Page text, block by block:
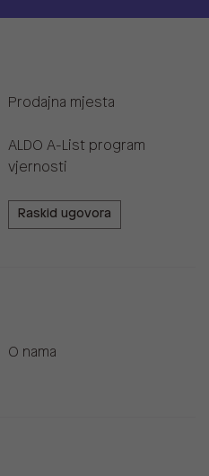
Prodajna mjesta
ALDO A-List program
vjernosti
Raskid ugovora
O nama